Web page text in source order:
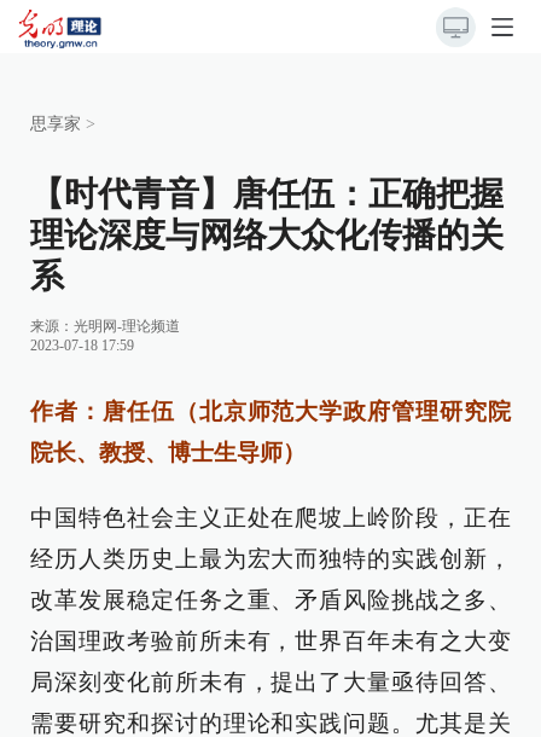
思享家 >
【时代青音】唐任伍：正确把握
理论深度与网络大众化传播的关
系
来源： 光明网-理论频道
2023-07-18 17:59
作者：唐任伍（北京师范大学政府管理研究院
院长、教授、博士生导师）
中国特色社会主义正处在爬坡上岭阶段，正在
经历人类历史上最为宏大而独特的实践创新，
改革发展稳定任务之重、矛盾风险挑战之多、
治国理政考验前所未有，世界百年未有之大变
局深刻变化前所未有，提出了大量亟待回答、
需要研究和探讨的理论和实践问题。尤其是关